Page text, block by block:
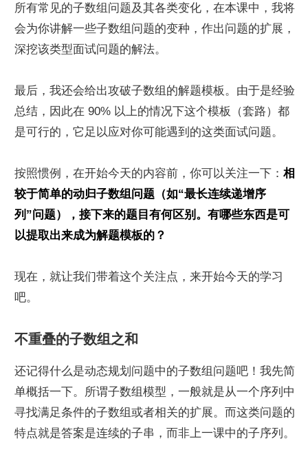
所有常见的子数组问题及其各类变化，在本课中，我将
会为你讲解一些子数组问题的变种，作出问题的扩展，
深挖该类型面试问题的解法。
最后，我还会给出攻破子数组的解题模板。由于是经验
总结，因此在 90% 以上的情况下这个模板（套路）都
是可行的，它足以应对你可能遇到的这类面试问题。
按照惯例，在开始今天的内容前，你可以关注一下： 相
较于简单的动归子数组问题（如“最长连续递增序
列”问题），接下来的题目有何区别。有哪些东西是可
以提取出来成为解题模板的？
现在，就让我们带着这个关注点，来开始今天的学习
吧。
不重叠的子数组之和
还记得什么是动态规划问题中的子数组问题吧！我先简
单概括一下。所谓子数组模型，一般就是从一个序列中
寻找满足条件的子数组或者相关的扩展。而这类问题的
特点就是答案是连续的子串，而非上一课中的子序列。